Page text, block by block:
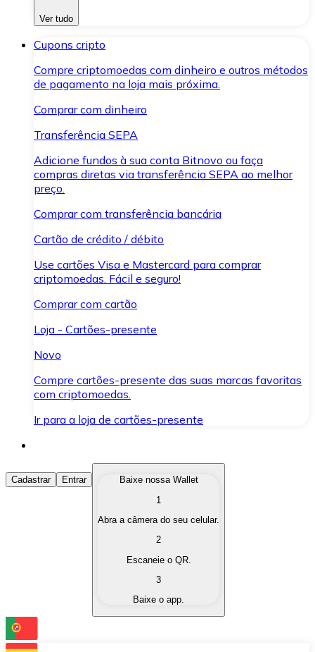
Ver tudo
Cupons cripto
Compre criptomoedas com dinheiro e outros métodos
de pagamento na loja mais próxima.
Comprar com dinheiro
Transferência SEPA
Adicione fundos à sua conta Bitnovo ou faça
compras diretas via transferência SEPA ao melhor
preço.
Comprar com transferência bancária
Cartão de crédito / débito
Use cartões Visa e Mastercard para comprar
criptomoedas. Fácil e seguro!
Comprar com cartão
Loja - Cartões-presente
Novo
Compre cartões-presente das suas marcas favoritas
com criptomoedas.
Ir para a loja de cartões-presente
Comprar Criptomoedas
Compre as criptomoedas de seu interesse de forma
Converta suas criptomoedas em moeda fiduciária
Troque uma criptomoeda por outra
Cadastrar Entrar
Baixe nossa Wallet
1
Abra a câmera do seu celular.
2
Escaneie o QR.
3
Baixe o app.